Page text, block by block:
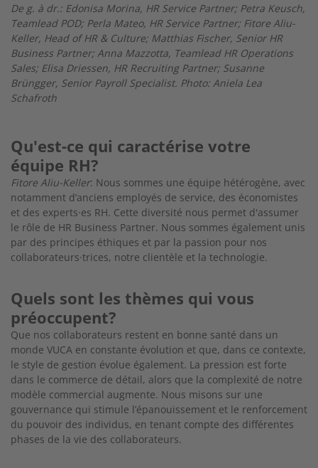
De g. à dr.: Edonisa Morina, HR Service Partner; Petra Keusch,
Teamlead POD; Perla Mateo, HR Service Partner; Fitore Aliu-
Keller, Head of HR & Culture; Matthias Fischer, Senior HR
Business Partner; Anna Mazzotta, Teamlead HR Operations
Sales; Elisa Driessen, HR Recruiting Partner; Susanne
Brüngger, Senior Payroll Specialist. Photo: Aniela Lea
Schafroth
Qu'est-ce qui caractérise votre
équipe RH?
Fitore Aliu-Keller: Nous sommes une équipe hétérogène, avec
notamment d’anciens employés de service, des économistes
et des experts·es RH. Cette diversité nous permet d'assumer
le rôle de HR Business Partner. Nous sommes également unis
par des principes éthiques et par la passion pour nos
collaborateurs·trices, notre clientèle et la technologie.
Quels sont les thèmes qui vous
préoccupent?
Que nos collaborateurs restent en bonne santé dans un
monde VUCA en constante évolution et que, dans ce contexte,
le style de gestion évolue également. La pression est forte
dans le commerce de détail, alors que la complexité de notre
modèle commercial augmente. Nous misons sur une
gouvernance qui stimule l’épanouissement et le renforcement
du pouvoir des individus, en tenant compte des différentes
phases de la vie des collaborateurs.